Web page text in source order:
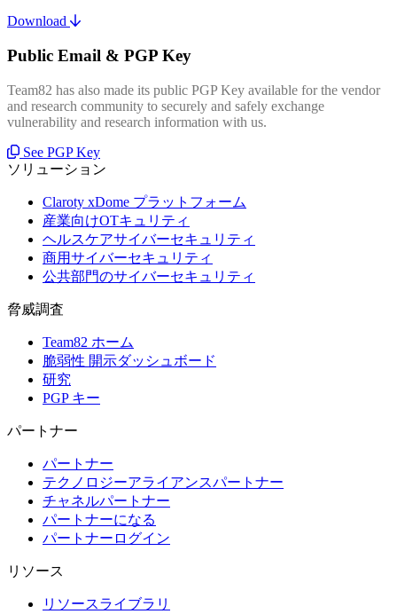
Download
Public Email & PGP Key
Team82 has also made its public PGP Key available for the vendor
and research community to securely and safely exchange
vulnerability and research information with us.
See PGP Key
ソリューション
Claroty xDome プラットフォーム
産業向けOTキュリティ
ヘルスケアサイバーセキュリティ
商用サイバーセキュリティ
公共部門のサイバーセキュリティ
脅威調査
Team82 ホーム
脆弱性 開示ダッシュボード
研究
PGP キー
パートナー
パートナー
テクノロジーアライアンスパートナー
チャネルパートナー
パートナーになる
パートナーログイン
リソース
リソースライブラリ